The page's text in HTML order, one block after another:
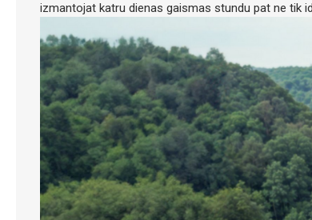
izmantojat katru dienas gaismas stundu pat ne tik